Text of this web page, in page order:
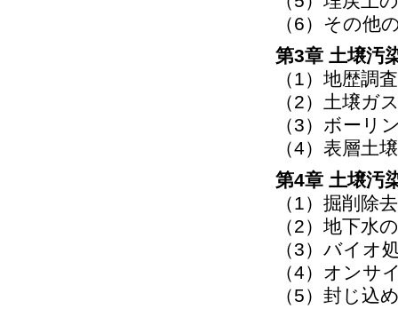
（6）その他
第3章 土壌汚
（1）地歴調
（2）土壌ガ
（3）ボーリ
（4）表層土
第4章 土壌汚
（1）掘削除
（2）地下水
（3）バイオ
（4）オンサ
（5）封じ込